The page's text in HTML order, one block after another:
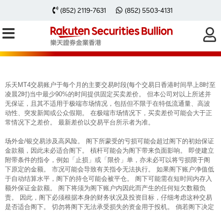
(852) 2119-7631 (852) 5503-4131
每周黃金分析 20251027
乐天MT4交易账户于每个月的主要交易时段(每个交易日香港时间早上8时至
凌晨2时)当中最少90%的时间提供固定买卖差价。 但本公司对以上所述并
无保证，且其不适用于极端市场情况，包括但不限于在特低流通量、高波
动性、突发新闻或公众假期。 在极端市场情况下，买卖差价可能会大于正
常情况下之差价。 最新差价以交易平台所示者为准。
场外金/银交易涉及高风险。 阁下所蒙受的亏损可能会超过阁下的初始保证
金款额，因此未必适合阁下。 槓杆可能会为阁下带来负面影响。 即使建立
附带条件的指令，例如「止损」或「限价」单，亦未必可以将亏损限于阁
下原定的金额。 市况可能会导致有关指令无法执行。 如果阁下账户净值低
于自动结算水平，阁下的持仓可能会被平仓。 阁下可能需在短时间内存入
额外保证金款额。 阁下将须为阁下账户内因此而产生的任何短欠数额负
责。 因此，阁下必须根据本身的财务状况及投资目标，仔细考虑这种交易
是否适合阁下。 切勿将阁下无法承受损失的资金用于投机。 倘若阁下决定